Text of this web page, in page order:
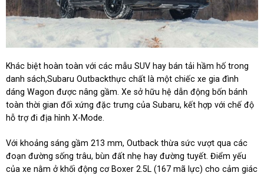
Khác biệt hoàn toàn với các mẫu SUV hay bán tải hầm hố trong
danh sách,Subaru Outbackthực chất là một chiếc xe gia đình
dáng Wagon được nâng gầm. Xe sở hữu hệ dẫn động bốn bánh
toàn thời gian đối xứng đặc trưng của Subaru, kết hợp với chế độ
hỗ trợ đi địa hình X-Mode.
Với khoảng sáng gầm 213 mm, Outback thừa sức vượt qua các
đoạn đường sống trâu, bùn đất nhẹ hay đường tuyết. Điểm yếu
của xe nằm ở khối động cơ Boxer 2.5L (167 mã lực) cho cảm giác